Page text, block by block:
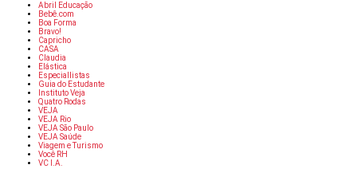
Abril Educação
Bebê.com
Boa Forma
Bravo!
Capricho
CASA
Claudia
Elástica
Especiallistas
Guia do Estudante
Instituto Veja
Quatro Rodas
VEJA
VEJA Rio
VEJA São Paulo
VEJA Saúde
Viagem e Turismo
Você RH
VC I.A.